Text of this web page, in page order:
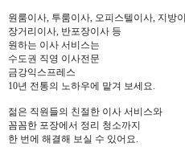
원룸이사, 투룸이사, 오피스텔이사, 지방
장거리이사, 반포장이사 등
원하는 이사 서비스는
수도권 직영 이사전문
금강익스프레스
10년 전통의 노하우에 맡겨 보세요.
젊은 직원들의 친절한 이사 서비스와
꼼꼼한 포장에서 정리 청소까지
한 번에 해결해 보실 수 있어요.